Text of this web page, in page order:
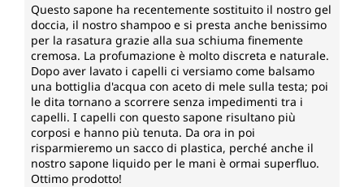
Questo sapone ha recentemente sostituito il nostro gel
doccia, il nostro shampoo e si presta anche benissimo
per la rasatura grazie alla sua schiuma finemente
cremosa. La profumazione è molto discreta e naturale.
Dopo aver lavato i capelli ci versiamo come balsamo
una bottiglia d'acqua con aceto di mele sulla testa; poi
le dita tornano a scorrere senza impedimenti tra i
capelli. I capelli con questo sapone risultano più
corposi e hanno più tenuta. Da ora in poi
risparmieremo un sacco di plastica, perché anche il
nostro sapone liquido per le mani è ormai superfluo.
Ottimo prodotto!